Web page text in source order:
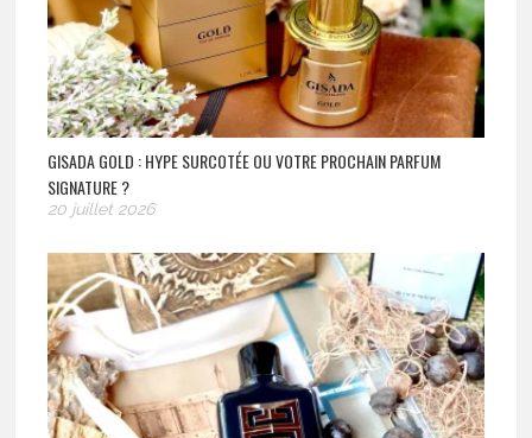
GISADA GOLD : HYPE SURCOTÉE OU VOTRE PROCHAIN PARFUM
SIGNATURE ?
20 juillet 2026